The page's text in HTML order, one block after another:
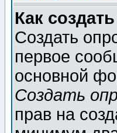
Как
Создать
первое
основной
Создать
прав на